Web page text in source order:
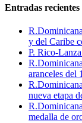
Entradas recientes
y del Caribe
P. Rico-
aranceles del
nueva etapa
medalla de